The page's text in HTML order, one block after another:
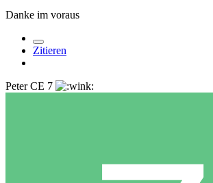
Danke im voraus
Zitieren
Peter CE 7